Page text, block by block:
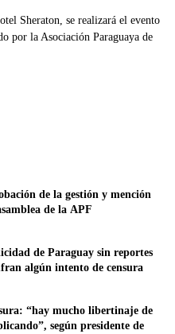
Sheraton, se realizará el evento
por la Asociación Paraguaya de
de la gestión y mención
de la APF
de Paraguay sin reportes
“hay mucho libertinaje de
según presidente de